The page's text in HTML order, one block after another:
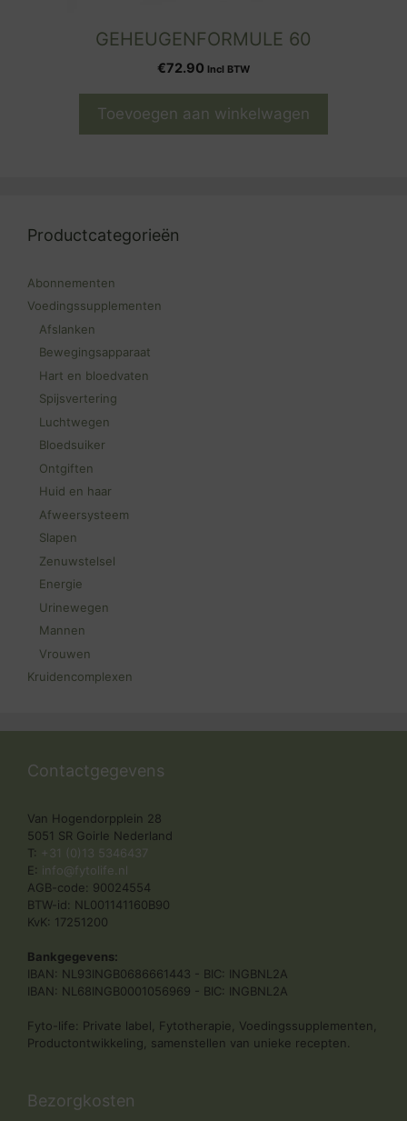
GEHEUGENFORMULE 60
€72.90 Incl BTW
Toevoegen aan winkelwagen
Productcategorieën
Abonnementen
Voedingssupplementen
Afslanken
Bewegingsapparaat
Hart en bloedvaten
Spijsvertering
Luchtwegen
Bloedsuiker
Ontgiften
Huid en haar
Afweersysteem
Slapen
Zenuwstelsel
Energie
Urinewegen
Mannen
Vrouwen
Kruidencomplexen
Contactgegevens
Van Hogendorpplein 28
5051 SR Goirle Nederland
T: +31 (0)13 5346437
E: info@fytolife.nl
AGB-code: 90024554
BTW-id: NL001141160B90
KvK: 17251200
Bankgegevens:
IBAN: NL93INGB0686661443 - BIC: INGBNL2A
IBAN: NL68INGB0001056969 - BIC: INGBNL2A
Fyto-life: Private label, Fytotherapie, Voedingssupplementen,
Productontwikkeling, samenstellen van unieke recepten.
Bezorgkosten